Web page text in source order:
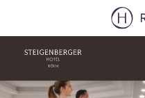
Dia 1 von 1
11.08.2026
1 Zimmer ⋅ 1 Erwachsener